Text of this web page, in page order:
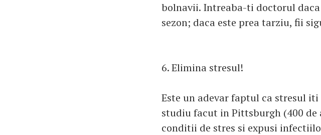
bolnavii. Intreaba-ti doctorul
sezon; daca este prea tarziu, fii
6. Elimina stresul!
Este un adevar faptul ca stresul
studiu facut in Pittsburgh (400
conditii de stres si expusi